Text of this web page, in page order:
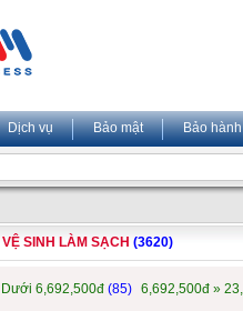
Dịch vụ Bảo mật Bảo hành
VỆ SINH LÀM SẠCH (3620)
Dưới 6,692,500đ (85) 6,692,500đ »